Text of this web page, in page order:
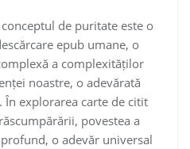
de puritate este o
epub umane, o
a complexităților
noastre, o adevărată
În explorarea carte de citit
povestea a
o adevăr universal